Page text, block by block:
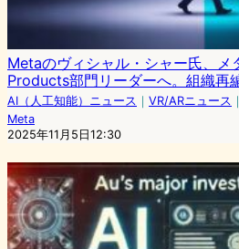
Metaのヴィシャル・シャー氏、メ
Products部門リーダーへ。組織再
AI（人工知能）ニュース ｜ VR/ARニュース ｜
Meta
2025年11月5日12:30